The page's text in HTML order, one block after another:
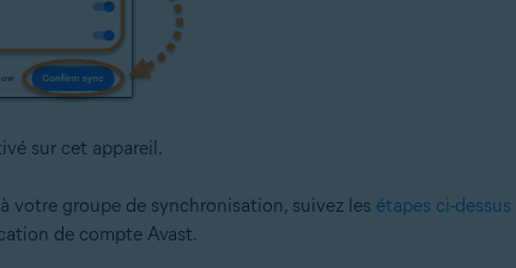
sur cet appareil.
votre groupe de synchronisation, suivez les étapes ci-dessus
de compte Avast.